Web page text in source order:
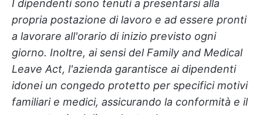
I dipendenti sono tenuti a presentarsi alla
propria postazione di lavoro e ad essere pronti
a lavorare all'orario di inizio previsto ogni
giorno. Inoltre, ai sensi del Family and Medical
Leave Act, l'azienda garantisce ai dipendenti
idonei un congedo protetto per specifici motivi
familiari e medici, assicurando la conformità e il